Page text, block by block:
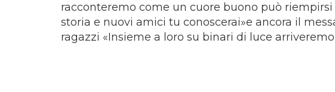
racconteremo come un cuore buono può
storia e nuovi amici tu conoscerai»e ancora il
ragazzi «Insieme a loro su binari di luce